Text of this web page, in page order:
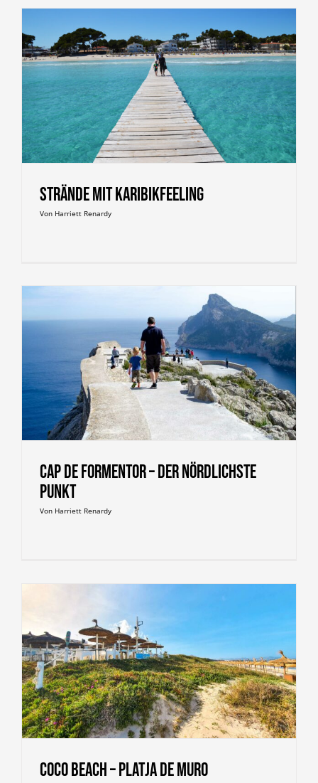
Strände mit Karibikfeeling
Von Harriett Renardy
Cap de Formentor – der nördlichste
Punkt
Von Harriett Renardy
Coco Beach – Platja de Muro